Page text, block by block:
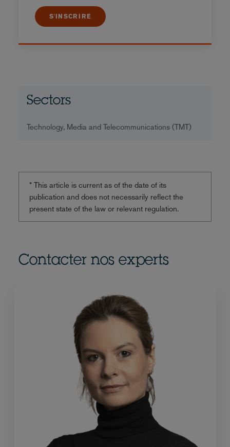
S'INSCRIRE
Sectors
Technology, Media and Telecommunications (TMT)
* This article is current as of the date of its
publication and does not necessarily reflect the
present state of the law or relevant regulation.
Contacter nos experts